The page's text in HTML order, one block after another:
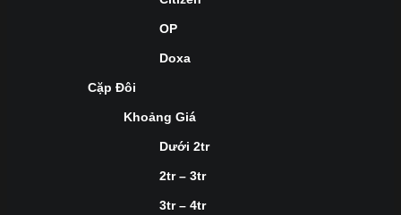
OP
Doxa
Cặp Đôi
Khoảng Giá
Dưới 2tr
2tr – 3tr
3tr – 4tr